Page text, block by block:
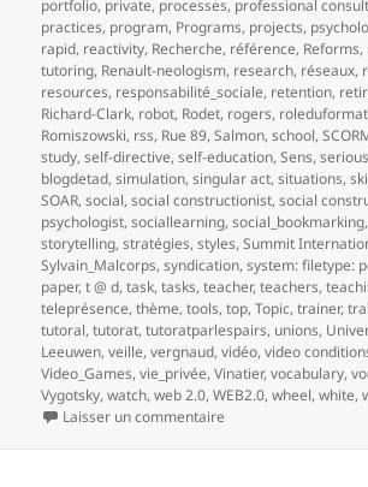
portfolio, private, processes, professional
practices, program, Programs, projects,
rapid, reactivity, Recherche, référence, Reforms,
tutoring, Renault-neologism, research, réseaux,
resources, responsabilité_sociale, retention,
Richard-Clark, robot, Rodet, rogers,
Romiszowski, rss, Rue 89,Salmon,school,
study,self-directive,self-education,Sens,serious
blogdetad,simulation,singular act,situations,
SOAR,social,social constructionist,social
psychologist,sociallearning,social_bookmarking
storytelling,stratégies,styles,Summit
Sylvain_Malcorps,syndication,system: filetype:
paper,t @ d,task,tasks,teacher,teachers,
teleprésence,thème,tools,top,Topic,trainer,
tutoral,tutorat,tutoratparlespairs, unions,
Leeuwen,veille,vergnaud,vidéo,video
Video_Games,vie_privée,Vinatier,vocabulary,
Vygotsky,watch,web 2.0,WEB2.0,wheel,white,
Laisser un commentaire